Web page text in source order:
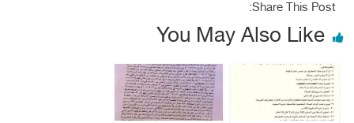
Share This Post:
You May Also Like